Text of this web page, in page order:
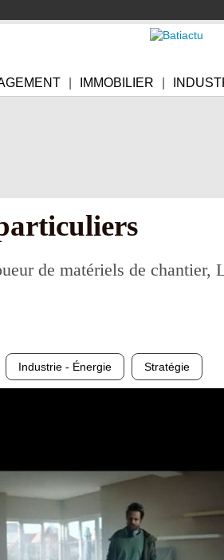
IMMOBILIER
de matériels de chantier,
Industrie - Énergie Stratégie